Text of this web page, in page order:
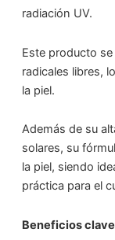
radiación UV.
Este producto
radicales libres,
la piel.
Además de su
solares, su
la piel, siendo
práctica para el
Beneficios